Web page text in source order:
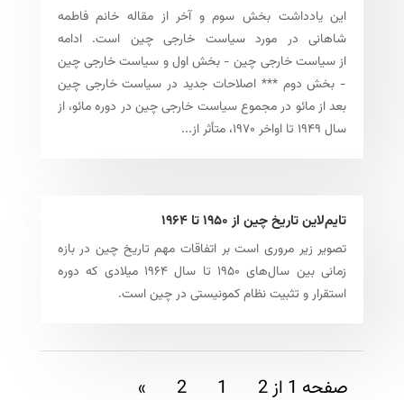
این یادداشت بخش سوم و آخر از مقاله خانم فاطمه
شاهانی در مورد سیاست خارجی چین است. ادامه
از سیاست خارجی چین - بخش اول و سیاست خارجی چین
- بخش دوم *** اصلاحات جدید در سیاست خارجی چین
بعد از مائو در مجموع سیاست خارجی چین در دوره مائو، از
سال ۱۹۴۹ تا اواخر ۱۹۷۰، متأثر از...
تایم‌لاین تاریخ چین از ۱۹۵۰ تا ۱۹۶۴
تصویر زیر مروری است بر اتفاقات مهم تاریخ چین در بازه
زمانی بین سال‌های ۱۹۵۰ تا سال ۱۹۶۴ میلادی که دوره
استقرار و تثبیت نظام کمونیستی در چین است.
صفحه 1 از 2 1
2
»